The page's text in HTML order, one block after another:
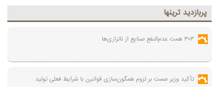
پربازديد ترينها
۳۰۳ همت عدم‌النفع صنایع از ناترازی‌ها
تأکید وزیر صمت بر لزوم همگون‌سازی قوانین با شرایط فعلی تولید